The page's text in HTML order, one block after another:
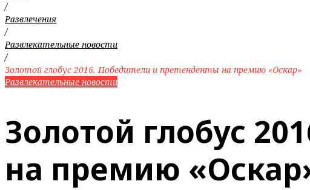
/
Развлечения
/
Развлекательные новости
/
Золотой глобус 2016. Победители и претенденты на премию «Оскар»
Развлекательные новости
Золотой глобус
на премию